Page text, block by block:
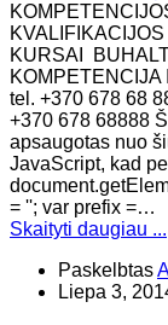
KURSAI
KOMPETENCIJA
tel. +370 678 68
+370 678 68888
apsaugotas nuo
JavaScript, kad
= ''; var prefix =…
Skaityti daugiau ...
Paskelbtas
Liepa 3,